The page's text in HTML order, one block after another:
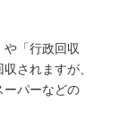
「行政回収
されますが、
ーパーなどの